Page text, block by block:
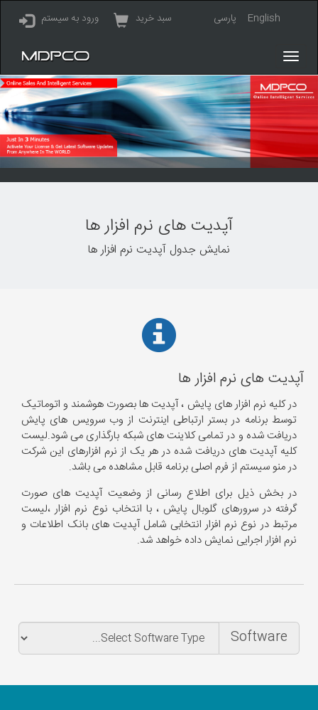
پارسی English ورود به سیستم سبد خرید
آپدیت های نرم افزار ها
نمایش جدول آپدیت نرم افزار ها
آپدیت های نرم افزار ها
در کلیه نرم افزار های پایش ، آپدیت ها بصورت هوشمند و اتوماتیک
توسط برنامه در بستر ارتباطی اینترنت از وب سرویس های پایش
دریافت شده و در تمامی کلاینت های شبکه بارگذاری می شود.لیست
کلیه آپدیت های دریافت شده در هر یک از نرم افزارهای این شرکت
در منو سیستم از فرم اصلی برنامه قابل مشاهده می باشد.
در بخش ذیل برای اطلاع رسانی از وضعیت آپدیت های صورت
گرفته در سرورهای گلوبال پایش ، با انتخاب نوع نرم افزار ،لیست
مرتبط در نوع نرم افزار انتخابی شامل آپدیت های بانک اطلاعات و
نرم افزار اجرایی نمایش داده خواهد شد.
Software